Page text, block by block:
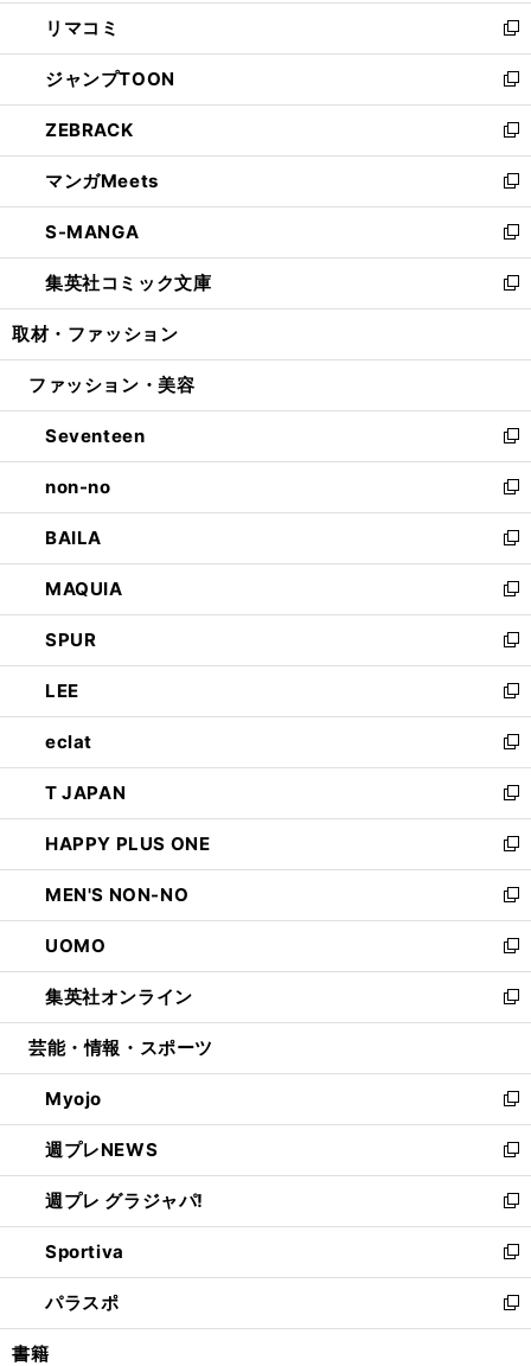
で
開
く
ン
ド
ウ
で
開
く
ウ
ィ
ン
ド
ウ
で
開
く
し
い
ウ
ィ
ン
ド
ウ
で
開
く
リマコミ
新
し
い
ウ
ィ
ン
ド
ウ
で
開
く
ジャンプTOON
新
し
い
ウ
ィ
ン
ド
ウ
で
開
ZEBRACK
新
し
い
ウ
ィ
ン
ド
ウ
開
マンガMeets
新
し
い
ウ
ィ
ン
ウ
開
く
S-MANGA
新
し
い
ウ
ン
ウ
で
開
く
集英社コミック文庫
新
し
ウ
ン
ド
ウ
で
開
く
取材・ファッション
ファッション・美容
Seventeen
新
し
い
ウ
ィ
ン
ド
ウ
で
開
く
non-no
新
し
い
ウ
ィ
ン
ド
ウ
で
開
く
BAILA
新
し
い
ウ
ィ
ン
ド
ウ
で
開
く
MAQUIA
新
し
い
ウ
ィ
ン
ド
ウ
で
開
く
SPUR
新
し
い
ウ
ィ
ン
ド
ウ
で
開
く
LEE
新
し
い
ウ
ィ
ン
ド
ウ
で
開
く
eclat
新
し
い
ウ
ィ
ン
ド
ウ
で
開
く
T JAPAN
新
し
い
ウ
ィ
ン
ド
ウ
で
開
HAPPY PLUS ONE
新
し
い
ウ
ィ
ン
ド
ウ
開
く
MEN'S NON-NO
新
し
い
ウ
ィ
ン
ウ
で
開
く
UOMO
新
し
い
ウ
ン
ド
ウ
で
開
く
集英社オンライン
新
し
ウ
ィ
ン
ド
ウ
で
開
く
芸能・情報・スポーツ
Myojo
新
し
い
ウ
ィ
ン
ド
ウ
で
開
週プレNEWS
新
し
い
ウ
ィ
ン
ド
ウ
週プレ グラジャパ!
新
し
い
ウ
ィ
ン
Sportiva
新
し
い
ウ
パラスポ
新
し
書籍